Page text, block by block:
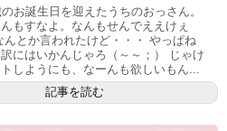
お誕生日を迎えたうちのおっさん。
んもすなよ。なんもせんでええけぇ
んとか言われたけど・・・ やっぱね
にはいかんじゃろ（～～；） じゃけ
しようにも、なーんも欲しいもん...
記事を読む